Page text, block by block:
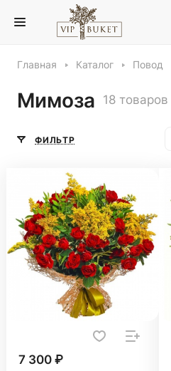
Главная Каталог Повод
Мимоза 18 товаров
ФИЛЬТР
7 300 ₽